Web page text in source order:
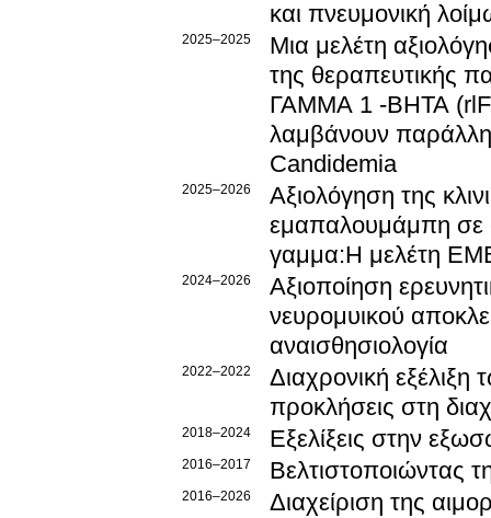
και πνευμονική
2025–2025
Μια μελέτη
της θεραπευτικής
ΓΑΜΜΑ 1 -ΒΗΤΑ
λαμβάνουν
Candidemia
2025–2026
Αξιολόγηση της
εμαπαλουμάμπη σε
γαμμα:Η μελέτη
2024–2026
Αξιοποίηση
νευρομυικού
αναισθησιολογία
2022–2022
Διαχρονική
προκλήσεις στη
2018–2024 Εξελίξεις στην
2016–2017 Βελτιστοποιώντας
2016–2026 Διαχείριση της